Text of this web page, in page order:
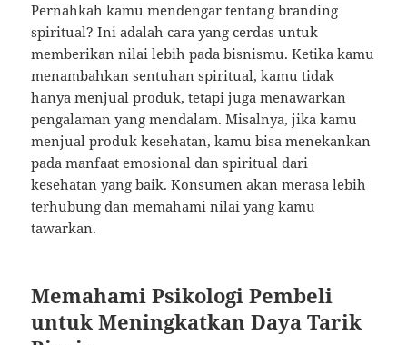
Pernahkah kamu mendengar tentang branding
spiritual? Ini adalah cara yang cerdas untuk
memberikan nilai lebih pada bisnismu. Ketika kamu
menambahkan sentuhan spiritual, kamu tidak
hanya menjual produk, tetapi juga menawarkan
pengalaman yang mendalam. Misalnya, jika kamu
menjual produk kesehatan, kamu bisa menekankan
pada manfaat emosional dan spiritual dari
kesehatan yang baik. Konsumen akan merasa lebih
terhubung dan memahami nilai yang kamu
tawarkan.
Memahami Psikologi Pembeli
untuk Meningkatkan Daya Tarik